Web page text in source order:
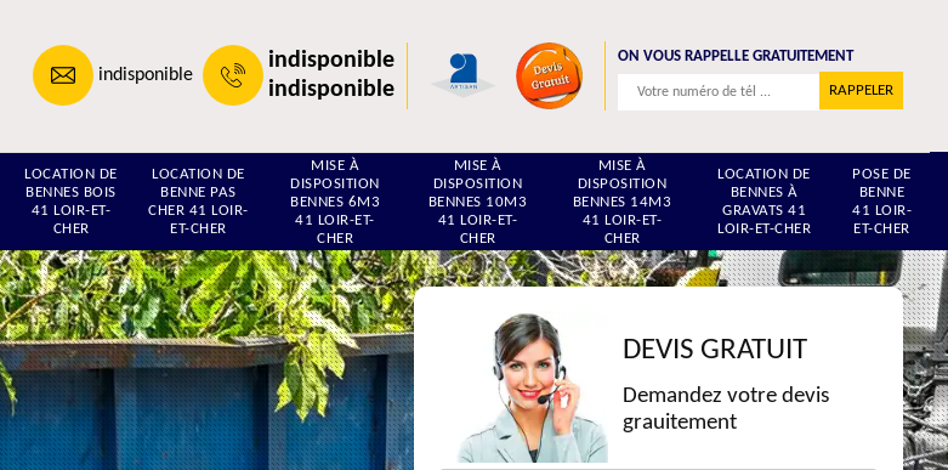
indisponible
indisponible
indisponible
ON VOUS RAPPELLE GRATUITEMENT
LOCATION DE
BENNES BOIS
41 LOIR-ET-
CHER
LOCATION DE
BENNE PAS
CHER 41 LOIR-
ET-CHER
MISE À
DISPOSITION
BENNES 6M3
41 LOIR-ET-
CHER
MISE À
DISPOSITION
BENNES 10M3
41 LOIR-ET-
CHER
MISE À
DISPOSITION
BENNES 14M3
41 LOIR-ET-
CHER
LOCATION DE
BENNES À
GRAVATS 41
LOIR-ET-CHER
POSE DE
BENNE
41 LOIR-
ET-CHER
DEVIS GRATUIT
Demandez votre devis
grauitement